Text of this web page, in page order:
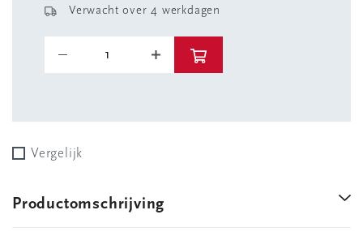
Verwacht over 4 werkdagen
Vergelijk
Productomschrijving